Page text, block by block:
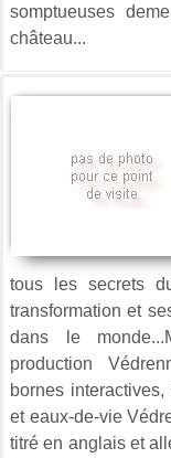
somptueuses
château...
tous les secrets
transformation et
dans le
production
bornes
et eaux-de-vie
titré en anglais et